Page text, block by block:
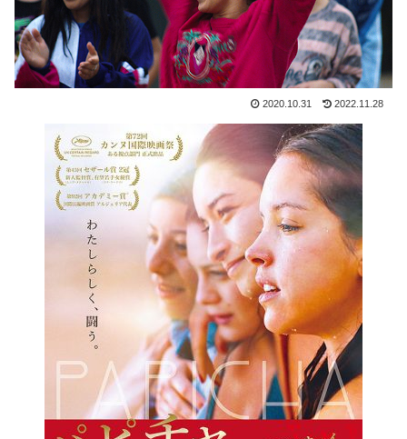
2020.10.31 2022.11.28